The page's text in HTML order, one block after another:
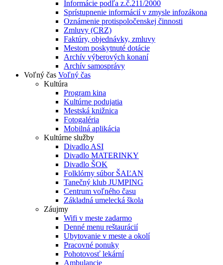
Informácie podľa z.č.211/2000
Sprístupnenie informácií v zmysle infozákona
Oznámenie protispoločenskej činnosti
Zmluvy (CRZ)
Faktúry, objednávky, zmluvy
Mestom poskytnuté dotácie
Archív výberových konaní
Archív samosprávy
Voľný čas Voľný čas
Kultúra
Program kina
Kultúrne podujatia
Mestská knižnica
Fotogaléria
Mobilná aplikácia
Kultúrne služby
Divadlo ASI
Divadlo MATERINKY
Divadlo ŠOK
Folklórny súbor ŠAĽAN
Tanečný klub JUMPING
Centrum voľného času
Základná umelecká škola
Záujmy
Wifi v meste zadarmo
Denné menu reštaurácií
Ubytovanie v meste a okolí
Pracovné ponuky
Pohotovosť lekární
Ambulancie